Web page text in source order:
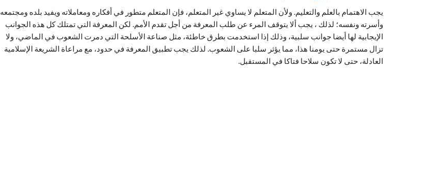
يجب الاهتمام بالعلم والتعليم. ولأن المتعلم لا يساوي غير المتعلم، فإن المتعلم متطور في أفكاره ومعاملاته ويفيد بلده ومجتمعه
وأسرته ونفسه؛ لذلك ، يجب ألا يتوقف المرء عن طلب المعرفة من أجل تقدم الأمم. لكن المعرفة التي تمتلك كل هذه الجوانب
الإيجابية لها أيضا جوانب سلبية، وذلك إذا استخدمت بطرق خاطئة، مثل صناعة الأسلحة التي دمرت الشعوب في الماضي، ولا
تزال مستمرة حتى يومنا هذا، مما يؤثر سلبا على الشعوب. لذلك يجب تطبيق المعرفة في حدود، مع مراعاة الشريعة الإسلامية
العادلة، حتى لا تكون سلاحا فتاكا في المستقبل.